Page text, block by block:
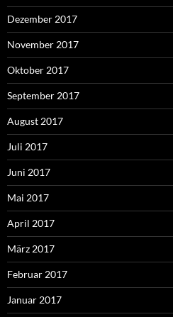
Dezember 2017
November 2017
Oktober 2017
September 2017
August 2017
Juli 2017
Juni 2017
Mai 2017
April 2017
März 2017
Februar 2017
Januar 2017